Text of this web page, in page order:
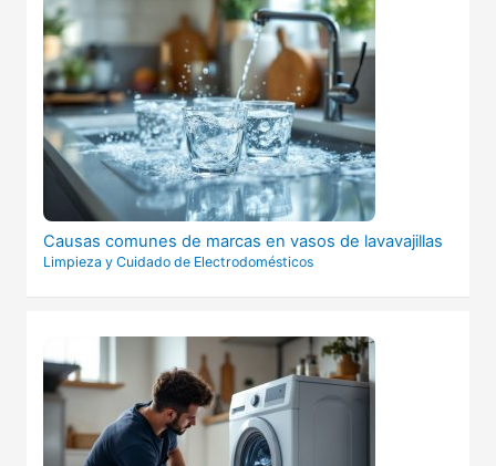
Causas comunes de marcas en vasos de lavavajillas
Limpieza y Cuidado de Electrodomésticos